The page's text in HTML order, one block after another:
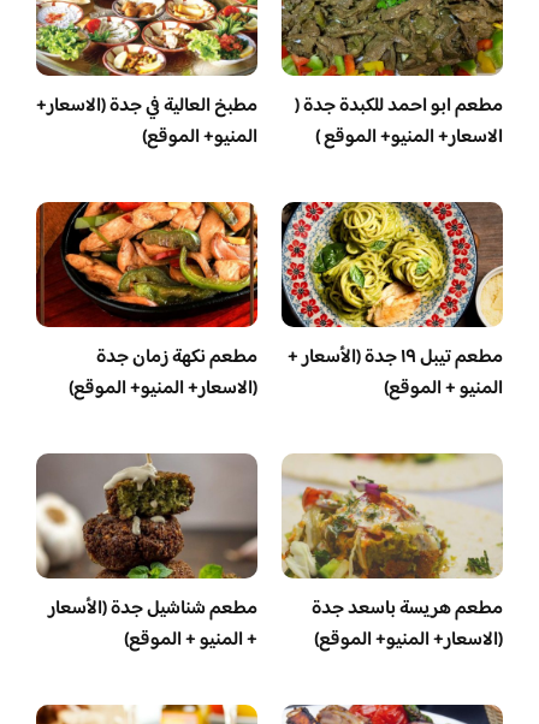
مطعم ابو احمد للكبدة جدة (
الاسعار+ المنيو+ الموقع )
مطبخ العالية في جدة (الاسعار+
المنيو+ الموقع)
مطعم تيبل ١٩ جدة (الأسعار +
المنيو + الموقع)
مطعم نكهة زمان جدة
(الاسعار+ المنيو+ الموقع)
مطعم هريسة باسعد جدة
(الاسعار+ المنيو+ الموقع)
مطعم شناشيل جدة (الأسعار
+ المنيو + الموقع)